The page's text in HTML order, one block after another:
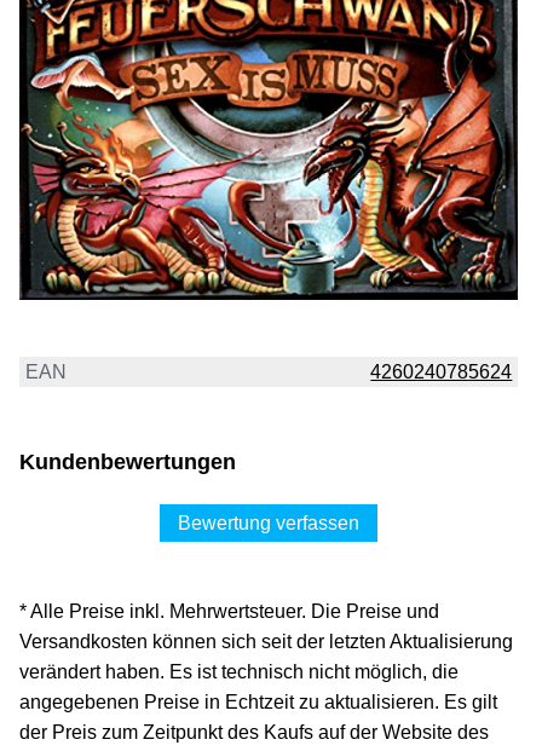
EAN 4260240785624
Kundenbewertungen
Bewertung verfassen
* Alle Preise inkl. Mehrwertsteuer. Die Preise und
Versandkosten können sich seit der letzten Aktualisierung
verändert haben. Es ist technisch nicht möglich, die
angegebenen Preise in Echtzeit zu aktualisieren. Es gilt
der Preis zum Zeitpunkt des Kaufs auf der Website des